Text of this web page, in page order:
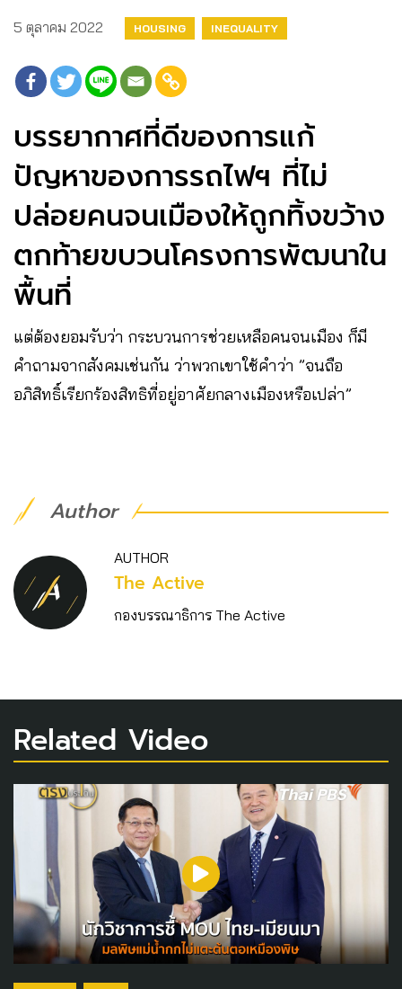
5 ตุลาคม 2022 HOUSING INEQUALITY
บรรยากาศที่ดีของการแก้
ปัญหาของการรถไฟฯ ที่ไม่
ปล่อยคนจนเมืองให้ถูกทิ้งขว้าง
ตกท้ายขบวนโครงการพัฒนาใน
พื้นที่
แต่ต้องยอมรับว่า กระบวนการช่วยเหลือคนจนเมือง ก็มี
คำถามจากสังคมเช่นกัน ว่าพวกเขาใช้คำว่า ”จนถือ
อภิสิทธิ์เรียกร้องสิทธิที่อยู่อาศัยกลางเมืองหรือเปล่า”
Author
AUTHOR
The Active
กองบรรณาธิการ The Active
Related Video